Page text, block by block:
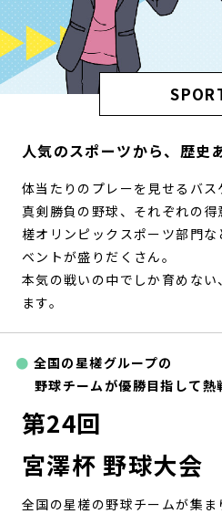
人気のスポーツから、歴史
体当たりのプレーを見せるバス
真剣勝負の野球、それぞれの
槎オリンピックスポーツ部門
ベントが盛りだくさん。
本気の戦いの中でしか育めな
ます。
全国の星槎グループの
野球チームが優勝目指して熱
第24回
宮澤杯 野球大会
全国の星槎の野球チームが集